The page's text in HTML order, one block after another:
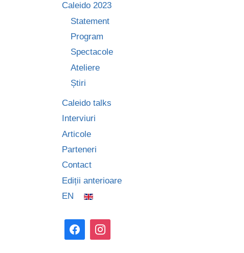
Caleido 2023
Statement
Program
Spectacole
Ateliere
Știri
Caleido talks
Interviuri
Articole
Parteneri
Contact
Ediții anterioare
EN